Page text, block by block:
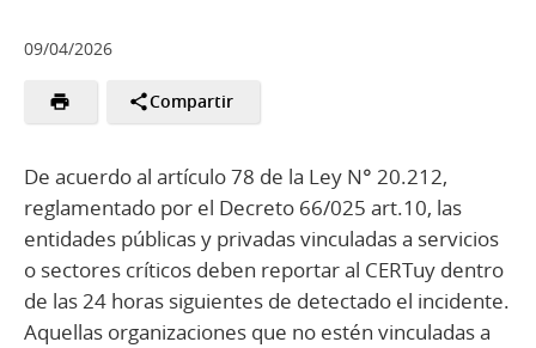
09/04/2026
Compartir
De acuerdo al artículo 78 de la Ley N° 20.212,
reglamentado por el Decreto 66/025 art.10, las
entidades públicas y privadas vinculadas a servicios
o sectores críticos deben reportar al CERTuy dentro
de las 24 horas siguientes de detectado el incidente.
Aquellas organizaciones que no estén vinculadas a